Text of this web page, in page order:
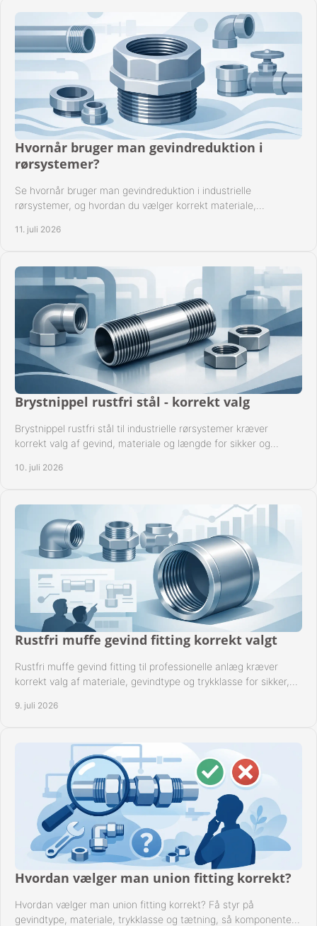
Hvornår bruger man gevindreduktion i
rørsystemer?
Se hvornår bruger man gevindreduktion i industrielle
rørsystemer, og hvordan du vælger korrekt materiale,
11. juli 2026
Brystnippel rustfri stål - korrekt valg
Brystnippel rustfri stål til industrielle rørsystemer kræver
korrekt valg af gevind, materiale og længde for sikker og
10. juli 2026
Rustfri muffe gevind fitting korrekt valgt
Rustfri muffe gevind fitting til professionelle anlæg kræver
korrekt valg af materiale, gevindtype og trykklasse for sikker,
9. juli 2026
Hvordan vælger man union fitting korrekt?
Hvordan vælger man union fitting korrekt? Få styr på
gevindtype, materiale, trykklasse og tætning, så komponenten